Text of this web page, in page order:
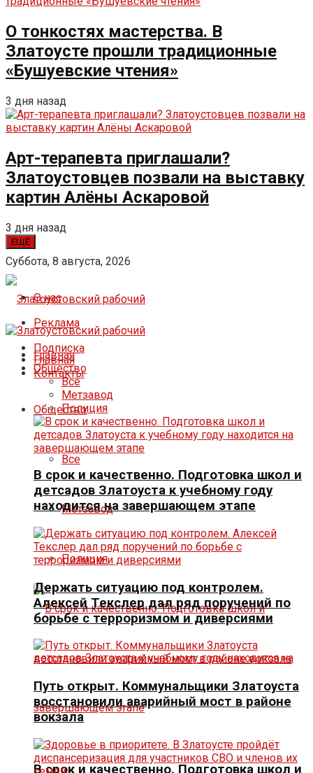
О тонкостях мастерства. В
Златоусте прошли традиционные
«Бушуевские чтения»
3 дня назад
Арт-терапевта приглашали?
Златоустовцев позвали на выставку
картин Алёны Аскаровой
3 дня назад
ЕЩЁ
Суббота, 8 августа, 2026
О нас
Реклама
Подписка
Контакты
Главная
Общество
Все
Метзавод
Полиция
В срок и качественно. Подготовка школ и
Главная
Общество
Все
Метзавод
Полиция
В срок и качественно. Подготовка школ и
детсадов Златоуста к учебному году
находится на завершающем этапе
Держать ситуацию под контролем.
Алексей Текслер дал ряд поручений по
борьбе с терроризмом и диверсиями
Путь открыт. Коммунальщики Златоуста
восстановили аварийный мост в районе
вокзала